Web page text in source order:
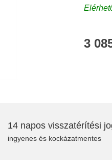
3
14 napos visszatérítési
ingyenes és kockázatmentes